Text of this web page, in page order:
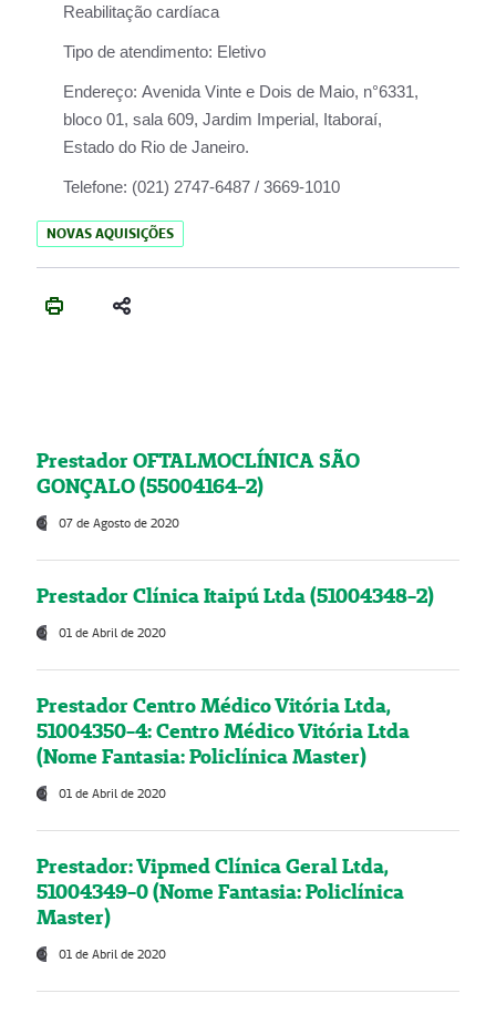
Reabilitação cardíaca
Tipo de atendimento: Eletivo
Endereço: Avenida Vinte e Dois de Maio, n°6331,
bloco 01, sala 609, Jardim Imperial, Itaboraí,
Estado do Rio de Janeiro.
Telefone: (021) 2747-6487 / 3669-1010
NOVAS AQUISIÇÕES
Prestador OFTALMOCLÍNICA SÃO
GONÇALO (55004164-2)
07 de Agosto de 2020
Prestador Clínica Itaipú Ltda (51004348-2)
01 de Abril de 2020
Prestador Centro Médico Vitória Ltda,
51004350-4: Centro Médico Vitória Ltda
(Nome Fantasia: Policlínica Master)
01 de Abril de 2020
Prestador: Vipmed Clínica Geral Ltda,
51004349-0 (Nome Fantasia: Policlínica
Master)
01 de Abril de 2020